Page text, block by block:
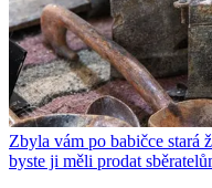
Zbyla vám po babičce stará
byste ji měli prodat